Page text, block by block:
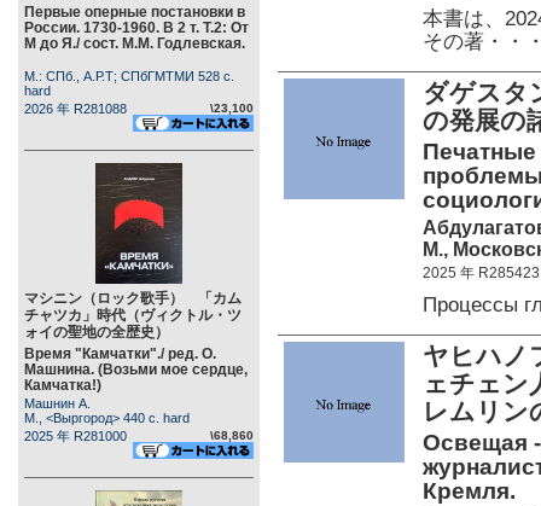
Первые оперные постановки в
России. 1730-1960. В 2 т. Т.2: От
М до Я./ сост. М.М. Годлевская.
М.: СПб., А.Р.Т; СПбГМТМИ 528 c.
hard
2026 年 R281088
\23,100
マシニン（ロック歌手） 「カム
チャツカ」時代（ヴィクトル・ツ
ォイの聖地の全歴史）
Время "Камчатки"./ ред. О.
Машнина. (Возьми мое сердце,
Камчатка!)
Машнин А.
М., <Выргород> 440 c. hard
2025 年 R281000
\68,860
本書は、
その著・・
ダゲスタ
の発展
М.,
2025 年 R285423
Процессы
ヤヒハ
ェチェ
レムリン
Освещая -
Кремля.